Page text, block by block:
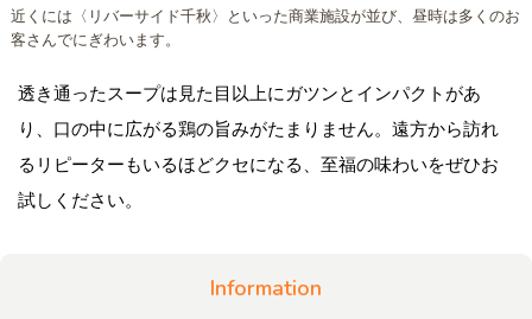
近くには〈リバーサイド千秋〉といった商業施設が並び、昼時は多くのお
客さんでにぎわいます。
透き通ったスープは見た目以上にガツンとインパクトがあ
り、口の中に広がる鶏の旨みがたまりません。遠方から訪れ
るリピーターもいるほどクセになる、至福の味わいをぜひお
試しください。
Information